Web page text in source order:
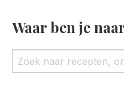
Waar ben je